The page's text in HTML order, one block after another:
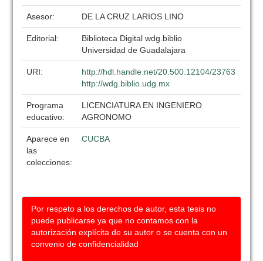
Asesor: DE LA CRUZ LARIOS LINO
Editorial:
Biblioteca Digital wdg.biblio
Universidad de Guadalajara
URI:
http://hdl.handle.net/20.500.12104/23763
http://wdg.biblio.udg.mx
Programa
educativo:
LICENCIATURA EN INGENIERO
AGRONOMO
Aparece en
las
colecciones:
CUCBA
Por respeto a los derechos de autor, esta tesis no
puede publicarse ya que no contamos con la
autorización explícita de su autor o se cuenta con un
convenio de confidencialidad